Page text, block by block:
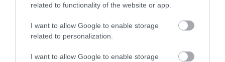
related to functionality of the website or app.
I want to allow Google to enable storage
related to personalization.
I want to allow Google to enable storage
31.07.2026 15:11